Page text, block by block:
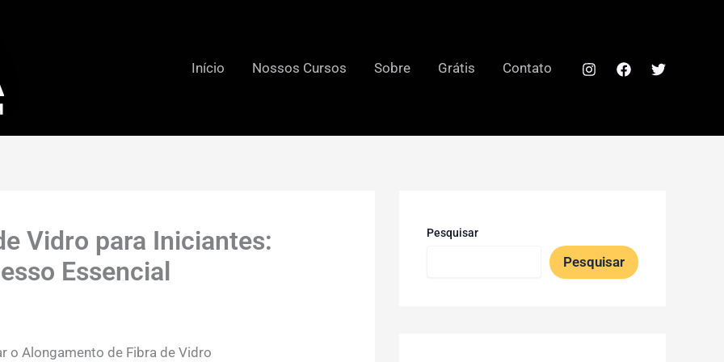
Início Nossos Cursos Sobre Grátis Contato
Vidro para Iniciantes:
Essencial
o Alongamento de Fibra de Vidro
Pesquisar
Pesquisar